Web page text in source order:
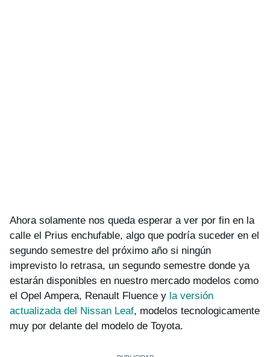
Ahora solamente nos queda esperar a ver por fin en la
calle el Prius enchufable, algo que podría suceder en el
segundo semestre del próximo año si ningún
imprevisto lo retrasa, un segundo semestre donde ya
estarán disponibles en nuestro mercado modelos como
el Opel Ampera, Renault Fluence y la versión
actualizada del Nissan Leaf, modelos tecnologicamente
muy por delante del modelo de Toyota.